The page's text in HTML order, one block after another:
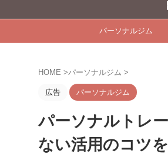
【ビルダー
パーソナルジム
HOME >パーソナルジム >
広告 パーソナルジム
パーソナルトレ
ない活用のコツ